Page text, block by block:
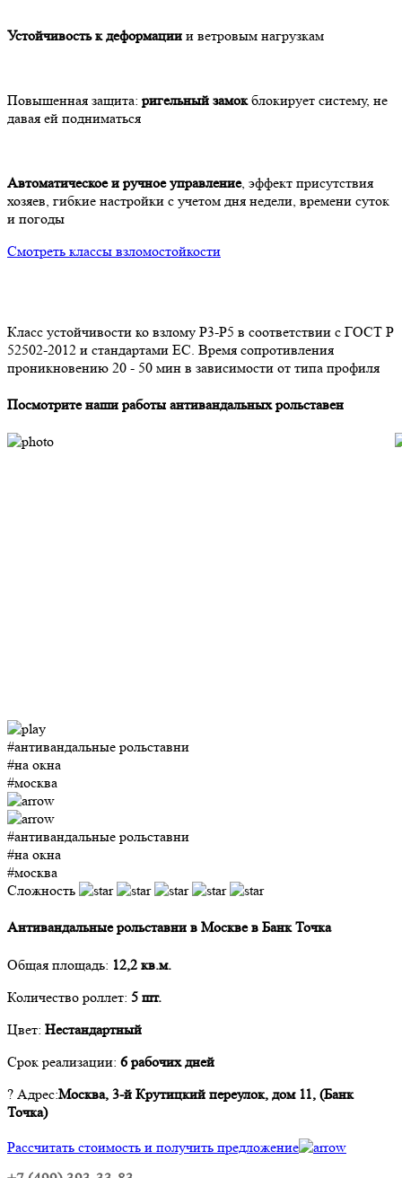
Устойчивость к деформации и ветровым нагрузкам
Повышенная защита: ригельный замокблокирует систему, не
давая ей подниматься
Автоматическое и ручное управление, эффект присутствия
хозяев, гибкие настройки с учетом дня недели, времени суток
и погоды
Смотреть классы взломостойкости
Класс устойчивости ко взлому P3-Р5 в соответствии с ГОСТ Р
52502-2012 и стандартами ЕС. Время сопротивления
проникновению 20 - 50 мин в зависимости от типа профиля
Посмотрите наши работы антивандальных рольставен
#антивандальные рольставни
#на окна
#москва
#антивандальные рольставни
#на окна
#москва
Сложность
Антивандальные рольставни в Москве в Банк Точка
Общая площадь: 12,2 кв.м.
Количество роллет: 5 шт.
Цвет: Нестандартный
Срок реализации: 6 рабочих дней
? Адрес:Москва, 3-й Крутицкий переулок, дом 11, (Банк
Точка)
Рассчитать стоимость и получить предложение